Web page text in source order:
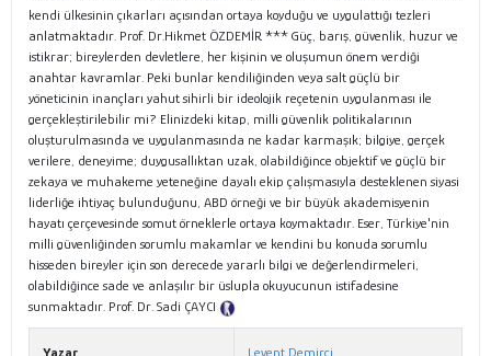
kendi ülkesinin çıkarları açısından ortaya koyduğu ve uygulattığı tezleri
anlatmaktadır. Prof. Dr.Hikmet ÖZDEMİR *** Güç, barış, güvenlik, huzur ve
istikrar; bireylerden devletlere, her kişinin ve oluşumun önem verdiği
anahtar kavramlar. Peki bunlar kendiliğinden veya salt güçlü bir
yöneticinin inançları yahut sihirli bir ideolojik reçetenin uygulanması ile
gerçekleştirilebilir mi? Elinizdeki kitap, milli güvenlik politikalarının
oluşturulmasında ve uygulanmasında ne kadar karmaşık; bilgiye, gerçek
verilere, deneyime; duygusallıktan uzak, olabildiğince objektif ve güçlü bir
zekaya ve muhakeme yeteneğine dayalı ekip çalışmasıyla desteklenen siyasi
liderliğe ihtiyaç bulunduğunu, ABD örneği ve bir büyük akademisyenin
hayatı çerçevesinde somut örneklerle ortaya koymaktadır. Eser, Türkiye'nin
milli güvenliğinden sorumlu makamlar ve kendini bu konuda sorumlu
hisseden bireyler için son derecede yararlı bilgi ve değerlendirmeleri,
olabildiğince sade ve anlaşılır bir üslupla okuyucunun istifadesine
sunmaktadır. Prof. Dr. Sadi ÇAYCI
Yazar Levent Demirci